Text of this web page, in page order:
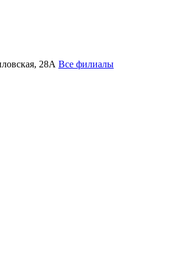
28А Все филиалы